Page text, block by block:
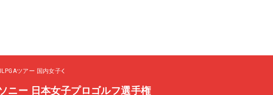
ツアー 国内女子
ニー 日本女子プロゴルフ選手権